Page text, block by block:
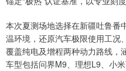
本次夏测场地选择在新疆吐鲁番
温环境，还原汽车极限使用工况
覆盖纯电及增程两种动力路线，
车型包括问界M9、理想L9、小